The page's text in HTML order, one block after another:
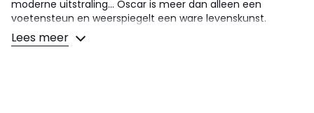
moderne uitstraling... Oscar is meer dan alleen een
voetensteun en weerspiegelt een ware levenskunst.
Combinatie tussen strakke en gebogen lijnen, waarbij de
fijnheid van het pootgedeelte de lineariteit van de zitting
Lees meer